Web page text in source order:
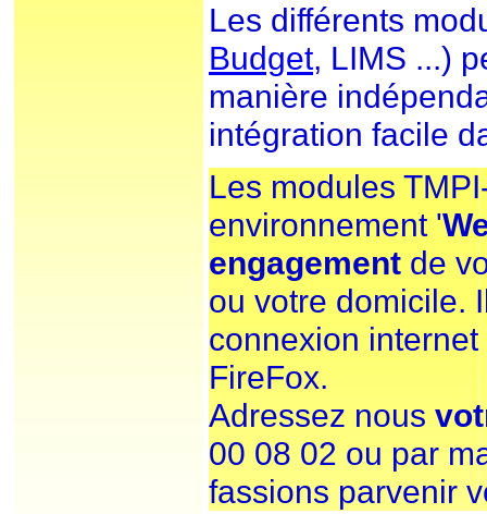
Les différents
Budget, LIMS ...)
manière
intégration facile
Les modules
environnement '
engagement de
ou votre domicile.
connexion
FireFox.
Adressez nous
00 08 02 ou par
fassions parvenir